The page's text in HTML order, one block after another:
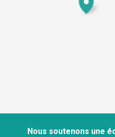
Nous soutenons une